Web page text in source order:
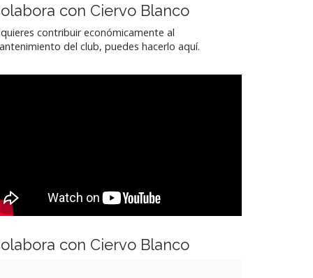
con Ciervo Blanco
quieres contribuir económicamente al
del club, puedes hacerlo aquí.
con Ciervo Blanco